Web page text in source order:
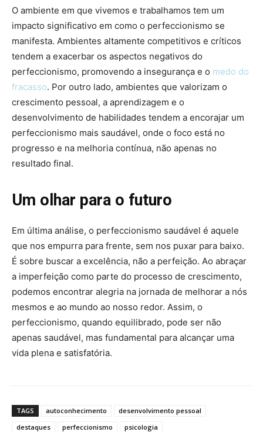
O ambiente em que vivemos e trabalhamos tem um
impacto significativo em como o perfeccionismo se
manifesta. Ambientes altamente competitivos e críticos
tendem a exacerbar os aspectos negativos do
perfeccionismo, promovendo a insegurança e o medo do
fracasso. Por outro lado, ambientes que valorizam o
crescimento pessoal, a aprendizagem e o
desenvolvimento de habilidades tendem a encorajar um
perfeccionismo mais saudável, onde o foco está no
progresso e na melhoria contínua, não apenas no
resultado final.
Um olhar para o futuro
Em última análise, o perfeccionismo saudável é aquele
que nos empurra para frente, sem nos puxar para baixo.
É sobre buscar a excelência, não a perfeição. Ao abraçar
a imperfeição como parte do processo de crescimento,
podemos encontrar alegria na jornada de melhorar a nós
mesmos e ao mundo ao nosso redor. Assim, o
perfeccionismo, quando equilibrado, pode ser não
apenas saudável, mas fundamental para alcançar uma
vida plena e satisfatória.
TAGS autoconhecimento
desenvolvimento pessoal
destaques
perfeccionismo psicologia